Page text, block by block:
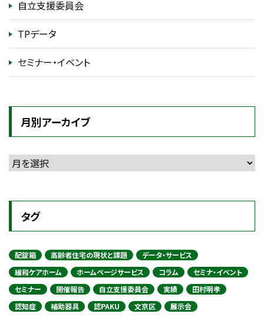
自立支援委員会
TPデータ
セミナー・イベント
月別アーカイブ
タグ
配錠箱 高齢者住宅の現状と課題
データ・サービス
緩和ケアホーム
ホームページサービス コラム
セミナ・イベント
セミナー
開催報告 自立支援委員会 実績
田村明孝
認知症
補助器具 認PAKU 文京区 展示会